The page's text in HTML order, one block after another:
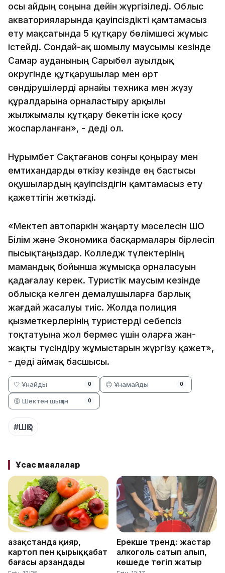
осы айдың соңына дейін жүргізіледі. Облыс
акваторияларында қауіпсіздікті қамтамасыз
ету мақсатында 5 құтқару бөлімшесі жұмыс
істейді. Сондай-ақ шомылу маусымы кезінде
Самар ауданының Сарыбел ауылдық
округінде құтқарушылар мен өрт
сөндірушілерді арнайы техника мен жүзу
құралдарына орналастыру арқылы
жылжымалы құтқару бекетін іске қосу
жоспарланған», - деді ол.
Нұрымбет Сақтағанов соңғы қоңырау мен
емтихандарды өткізу кезінде ең бастысы
оқушылардың қауіпсіздігін қамтамасыз ету
қажеттігін жеткізді.
«Мектеп автопаркін жаңарту мәселесін ШҚО
Білім және Экономика басқармалары бірлесіп
пысықтаңыздар. Колледж түлектерінің
мамандық бойынша жұмысқа орналасуын
қадағалау керек. Туристік маусым кезінде
облысқа келген демалушыларға барлық
жағдай жасалуы тиіс. Жолда полиция
қызметкерлерінің туристерді себепсіз
тоқтатуына жол бермес үшін оларға жан-
жақты түсіндіру жұмыстарын жүргізу қажет»,
- деді аймақ басшысы.
🤍 Ұнайды 0 😞 Ұнамайды 0
😡 Шектен шыққан 0
#ШҚО
Ұқсас мақалалар
Қазақстанда қияр,
картоп пен қырыққабат
бағасы арзандады
Ерекше тренд: жастар
алкоголь сатып алып,
көшеде төгіп жатыр